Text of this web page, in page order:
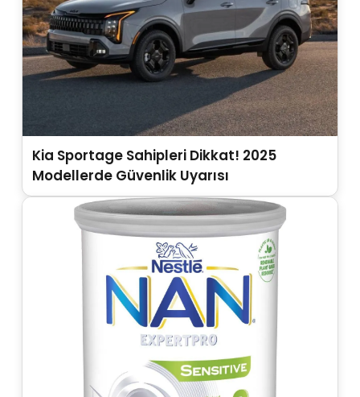
Kia Sportage Sahipleri Dikkat! 2025
Modellerde Güvenlik Uyarısı